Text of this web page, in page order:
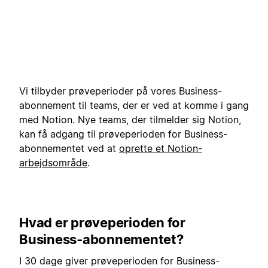
Vi tilbyder prøveperioder på vores Business-
abonnement til teams, der er ved at komme i gang
med Notion. Nye teams, der tilmelder sig Notion,
kan få adgang til prøveperioden for Business-
abonnementet ved at oprette et Notion-
arbejdsområde.
Hvad er prøveperioden for
Business-abonnementet?
I 30 dage giver prøveperioden for Business-